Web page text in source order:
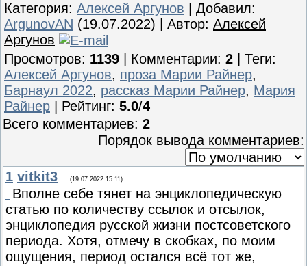
Категория: Алексей Аргунов Добавил:
ArgunovAN (19.07.2022) | Автор: Алексей
Аргунов
Просмотров: 1139 Комментарии: 2 Теги:
Алексей Аргунов, проза Марии Райнер,
Барнаул 2022, рассказ Марии Райнер, Мария
Райнер
Рейтинг: 5.0/4
Всего комментариев: 2
Порядок вывода комментариев:
1 vitkit3 (19.07.2022 15:11)
Вполне себе тянет на энциклопедическую
статью по количеству ссылок и отсылок,
энциклопедия русской жизни постсоветского
периода. Хотя, отмечу в скобках, по моим
ощущения, период остался всё тот же,